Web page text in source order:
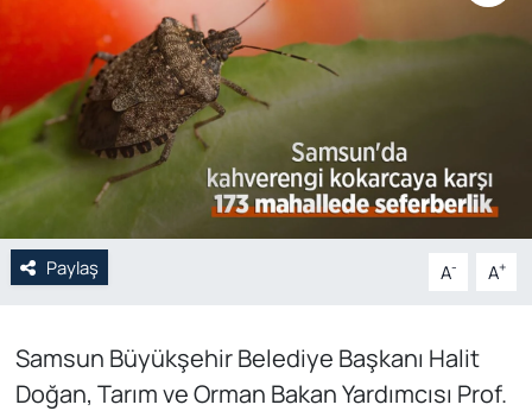
Paylaş A- A+
Samsun Büyükşehir Belediye Başkanı Halit
Doğan, Tarım ve Orman Bakan Yardımcısı Prof.
POLİTİKA
Siyaset
Web Tv
Yerel